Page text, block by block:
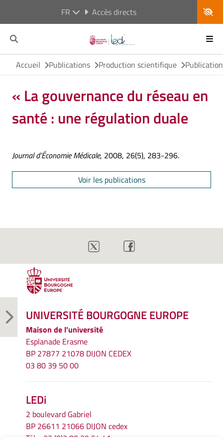
FR Accès directs
Accueil Publications Production scientifique
« La gouvernance du réseau en
santé : une régulation duale
Journal d’Économie Médicale, 2008, 26(5), 283-296.
Voir les publications
UNIVERSITÉ BOURGOGNE EUROPE
Maison de l'université
Esplanade Erasme
BP 27877 21078 DIJON CEDEX
03 80 39 50 00
LEDi
2 boulevard Gabriel
BP 26611 21066 DIJON cedex
Tél.
+33 (0)3 80 39 54 41